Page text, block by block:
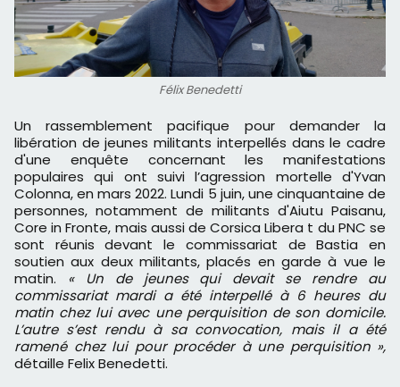
Félix Benedetti
Un rassemblement pacifique pour demander la
libération de jeunes militants interpellés dans le cadre
d'une enquête concernant les manifestations
populaires qui ont suivi l’agression mortelle d'Yvan
Colonna, en mars 2022. Lundi 5 juin, une cinquantaine de
personnes, notamment de militants d'Aiutu Paisanu,
Core in Fronte, mais aussi de Corsica Libera t du PNC se
sont réunis devant le commissariat de Bastia en
soutien aux deux militants, placés en garde à vue le
matin.
« Un de jeunes qui devait se rendre au
commissariat mardi a été interpellé à 6 heures du
matin chez lui avec une perquisition de son domicile.
L’autre s’est rendu à sa convocation, mais il a été
ramené chez lui pour procéder à une perquisition »,
détaille Felix Benedetti.